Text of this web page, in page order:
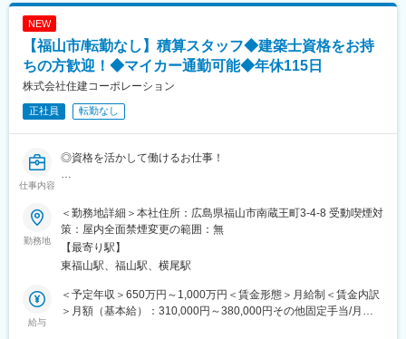
（１）多彩なスキルが身に付く
9割以上が新築工事で、ゼロから図面を作り込んでいく面白さがあ
ります。なかには関西のランドマーク的存在である施設に携わる
案件もあります。
す。これは大手ではないからこそできることで、さまざまなこと
にチャレンジできる環境が整っています。
（３）資格取得をサポート
一級建築士または二級建築士資格などの資格取得支援がありま
す。実際に現在、一級建築士を目指している先輩も在籍。資格取
得後は手当も支給されるため、モチベーション高く取り組めま
す。
■組織構成：
NEW
【福山市/転勤なし】積算スタッフ◆建築士資格をお持
ちの方歓迎！◆マイカー通勤可能◆年休115日
株式会社住建コーポレーション
正社員 転勤なし
仕事内容
◎資格を活かして働けるお仕事！
元請工事として見積に参加する際、各設計事務所から提示される
図面や現場説明資料をもとに数量算出・工事費算出・見積書作成
までを一貫して担当いたします。
また、案件によっては現地へ出向き、現場説明を受けたうえで積
算を行う必要がございます。
月の案件数：５件程度を想定しております。
■組織構成：
勤務地
＜勤務地詳細＞本社住所：広島県福山市南蔵王町3-4-8 受動喫煙対
策：屋内全面禁煙変更の範囲：無
【最寄り駅】
東福山駅、福山駅、横尾駅
給与
＜予定年収＞650万円～1,000万円＜賃金形態＞月給制＜賃金内訳
＞月額（基本給）：310,000円～380,000円その他固定手当/月：